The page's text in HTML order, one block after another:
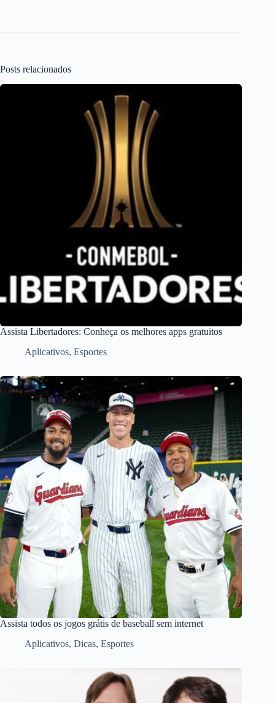
Posts relacionados
Assista Libertadores: Conheça os melhores apps gratuitos
Aplicativos, Esportes
Assista todos os jogos grátis de baseball sem internet
Aplicativos, Dicas, Esportes